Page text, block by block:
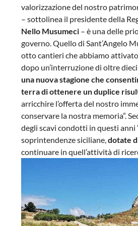
valorizzazione del nostro
– sottolinea il presidente della
Nello Musumeci – è una delle
governo. Quello di Sant’Angelo
otto cantieri che abbiamo attivato
dopo un’interruzione di oltre
una nuova stagione che
terra di ottenere un duplice
arricchire l’offerta del nostro
conservare la nostra memoria”.
degli scavi condotti in questi anni
soprintendenze siciliane,dotate
continuare in quell’attività di